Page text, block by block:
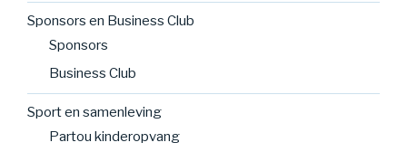
Sponsors en Business Club
Sponsors
Business Club
Sport en samenleving
Partou kinderopvang